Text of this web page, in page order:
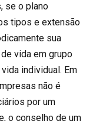
se o plano
tipos e extensão
sua
vida em grupo
individual. Em
não é
por um
o conselho de um